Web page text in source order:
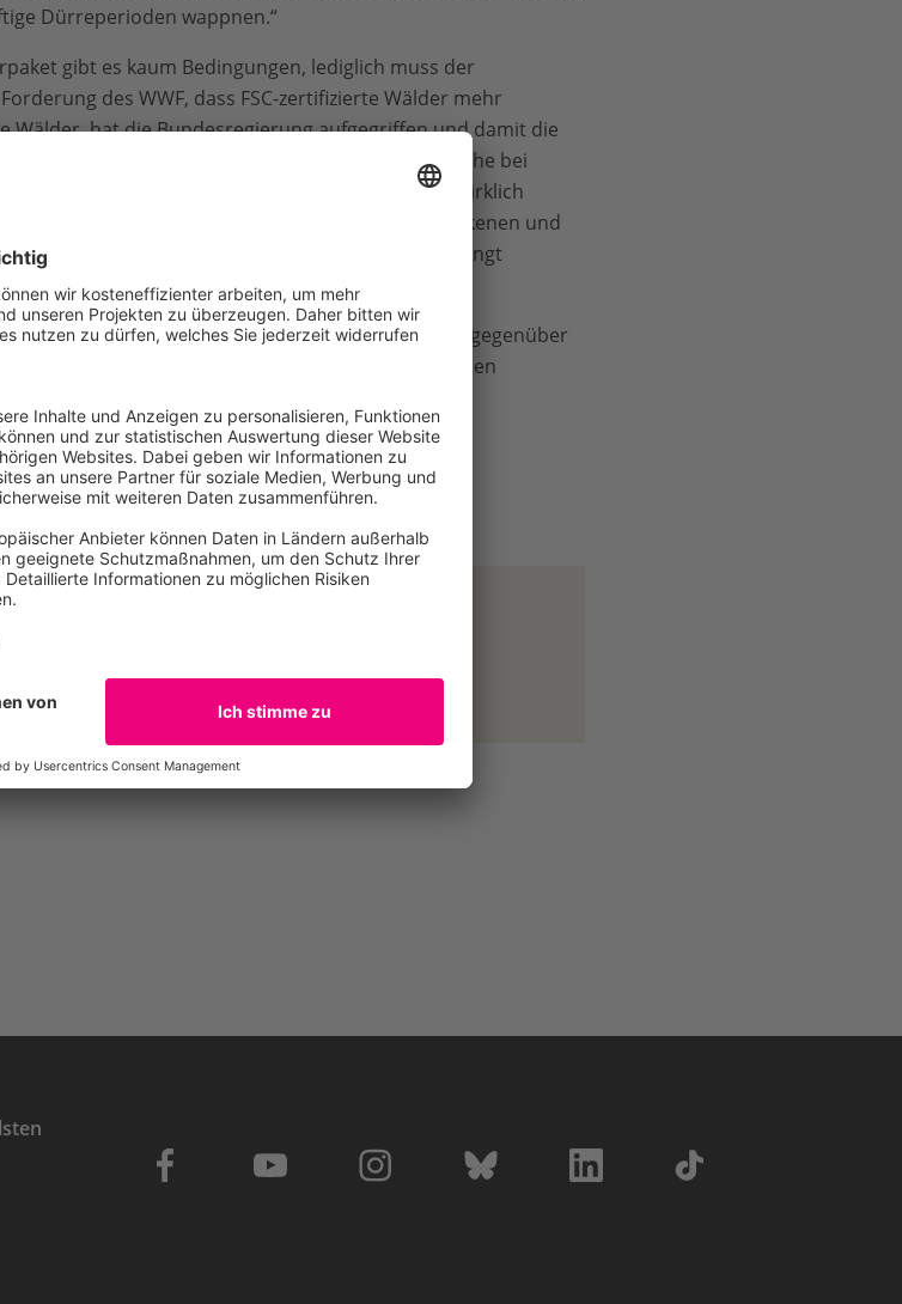
Dürreperioden wappnen.“
gibt es kaum Bedingungen, lediglich muss der
des WWF, dass FSC-zertifizierte Wälder mehr
Wälder, hat die Bundesregierung aufgegriffen und damit die
Zertifizierungssystemen anerkannt. Aber dies reiche bei
für die Prämie nachweisen, ob sie die Mittel wirklich
Die Lage im deutschen Wald ist ernst, die trockenen und
im Gießkannenprinzip zu verteilen, bringt
einzurichten, um den Wald resistenter gegenüber
Mittel aus dem vom BMEL angekündigten
fließen.